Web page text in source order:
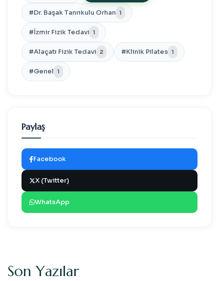
#Dr. Başak Tanrıkulu Orhan 1
#İzmir Fizik Tedavi 1
#Alaçatı Fizik Tedavi 2 #Klinik Pilates 1
#Genel 1
Paylaş
Facebook
X (Twitter)
WhatsApp
Son Yazılar